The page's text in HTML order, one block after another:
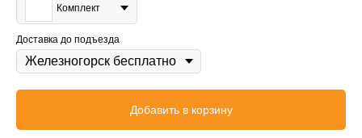
Комплект
Доставка до подъезда
Добавить в корзину